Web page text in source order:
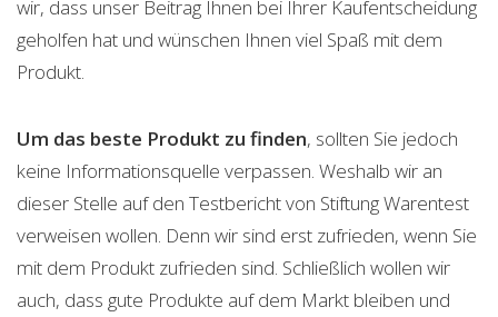
wir, dass unser Beitrag Ihnen bei Ihrer Kaufentscheidung
geholfen hat und wünschen Ihnen viel Spaß mit dem
Produkt.
Um das beste Produkt zu finden, sollten Sie jedoch
keine Informationsquelle verpassen. Weshalb wir an
dieser Stelle auf den Testbericht von Stiftung Warentest
verweisen wollen. Denn wir sind erst zufrieden, wenn Sie
mit dem Produkt zufrieden sind. Schließlich wollen wir
auch, dass gute Produkte auf dem Markt bleiben und